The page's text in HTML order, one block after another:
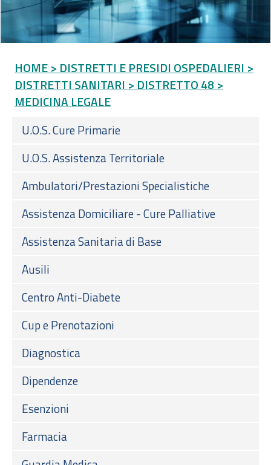
HOME > DISTRETTI E PRESIDI OSPEDALIERI >
DISTRETTI SANITARI > DISTRETTO 48 >
MEDICINA LEGALE
U.O.S. Cure Primarie
U.O.S. Assistenza Territoriale
Ambulatori/Prestazioni Specialistiche
Assistenza Domiciliare - Cure Palliative
Assistenza Sanitaria di Base
Ausili
Centro Anti-Diabete
Cup e Prenotazioni
Diagnostica
Dipendenze
Esenzioni
Farmacia